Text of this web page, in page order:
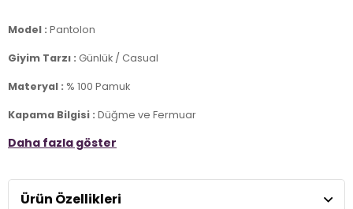
Model : Pantolon
Giyim Tarzı : Günlük / Casual
Materyal : % 100 Pamuk
Kapama Bilgisi : Düğme ve Fermuar
Cep Bilgisi :Cepli
Manken Ölçüsü :Boy 1.78 cm / Göğüs 89 cm / Bel 63 cm / Basen
Daha fazla göster
Ürün Özellikleri